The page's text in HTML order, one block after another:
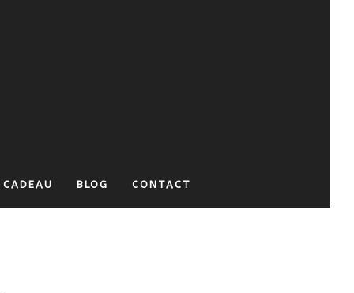
BLOG CONTACT